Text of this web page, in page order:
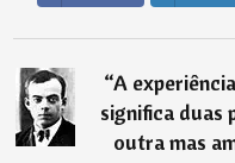
“A
significa duas
outra mas